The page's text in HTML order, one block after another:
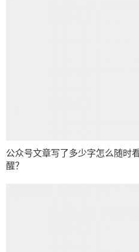
公众号文章写了多少字怎么随时
醒？